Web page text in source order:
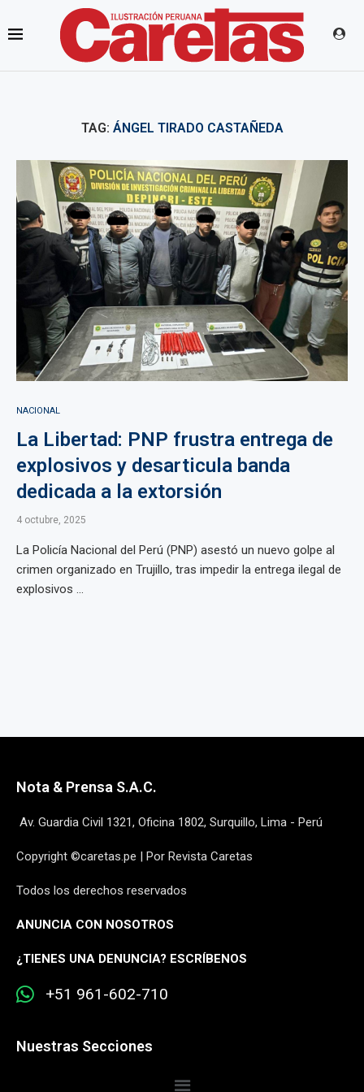
TAG: ÁNGEL TIRADO CASTAÑEDA
NACIONAL
La Libertad: PNP frustra entrega de
explosivos y desarticula banda
dedicada a la extorsión
4 octubre, 2025
La Policía Nacional del Perú (PNP) asestó un nuevo golpe al
crimen organizado en Trujillo, tras impedir la entrega ilegal de
explosivos ...
Nota & Prensa S.A.C.
Av. Guardia Civil 1321, Oficina 1802, Surquillo, Lima - Perú
Copyright ©caretas.pe | Por Revista Caretas
Todos los derechos reservados
ANUNCIA CON NOSOTROS
¿TIENES UNA DENUNCIA? ESCRÍBENOS
+51 961-602-710
Nuestras Secciones